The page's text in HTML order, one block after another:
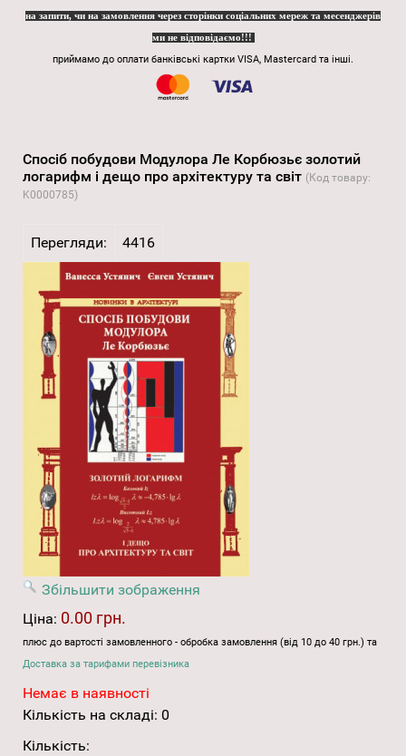
на запити, чи на замовлення через сторінки соціальних мереж та месенджерів
ми не відповідаємо!!!
приймамо до оплати банківські картки VISA, Mastercard та інші.
Спосіб побудови Модулора Ле Корбюзьє золотий
логарифм і дещо про архітектуру та світ (Код товару:
K0000785)
Перегляди: 4416
Збільшити зображення
Ціна: 0.00 грн.
плюс до вартості замовленного - обробка замовлення (від 10 до 40 грн.) та
Доставка за тарифами перевізника
Немає в наявності
Кількість на складі: 0
Кількість: